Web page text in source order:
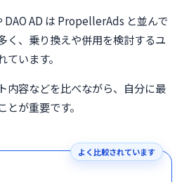
DAO AD は PropellerAds と並んで
く、乗り換えや併用を検討するユ
います。
内容などを比べながら、自分に最
が重要です。
よく比較されています